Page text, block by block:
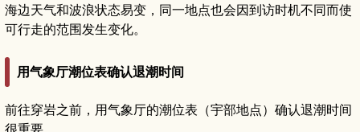
海边天气和波浪状态易变，同一地点也会因到访时机不同而使
可行走的范围发生变化。
用气象厅潮位表确认退潮时间
前往穿岩之前，用气象厅的潮位表（宇部地点）确认退潮时间
很重要。